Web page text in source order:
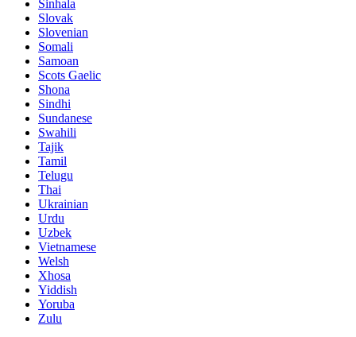
Sinhala
Slovak
Slovenian
Somali
Samoan
Scots Gaelic
Shona
Sindhi
Sundanese
Swahili
Tajik
Tamil
Telugu
Thai
Ukrainian
Urdu
Uzbek
Vietnamese
Welsh
Xhosa
Yiddish
Yoruba
Zulu